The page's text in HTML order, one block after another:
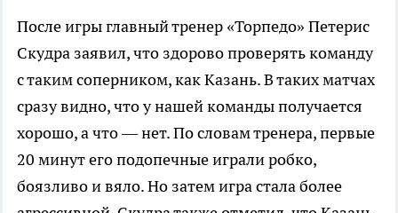
После игры главный тренер «Торпедо» Петерис
Скудра заявил, что здорово проверять команду
с таким соперником, как Казань. В таких матчах
сразу видно, что у нашей команды получается
хорошо, а что — нет. По словам тренера, первые
20 минут его подопечные играли робко,
боязливо и вяло. Но затем игра стала более